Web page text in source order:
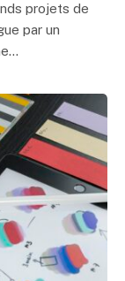
projets de
par un